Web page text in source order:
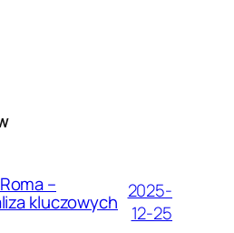
–
kluczowych 2025-
12-25